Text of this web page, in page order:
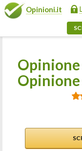
Opinioni.it
Opinione
Opinione